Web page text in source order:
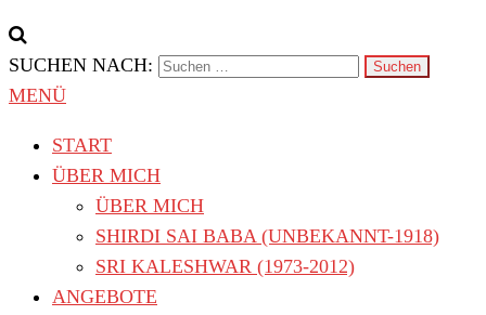
SUCHEN NACH:
MENÜ
START
ÜBER MICH
ÜBER MICH
SHIRDI SAI BABA (UNBEKANNT-1918)
SRI KALESHWAR (1973-2012)
ANGEBOTE